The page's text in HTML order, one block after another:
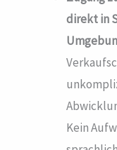
direkt in
Kein